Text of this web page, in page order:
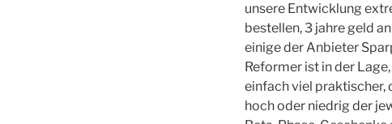
unsere Entwicklung
bestellen, 3 jahre geld
einige der Anbieter
Reformer ist in der
einfach viel praktischer,
hoch oder niedrig der